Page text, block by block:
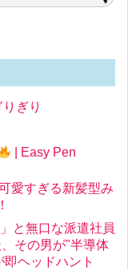
ぎり
| Easy Pen
愛すぎる新髪型み
と無口な派遣社員
その男が"半導体
ヘッドハント